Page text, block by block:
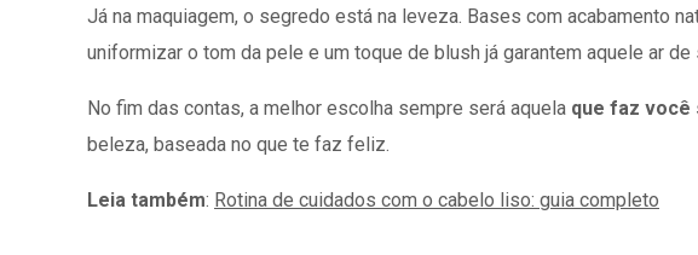
Já na maquiagem, o segredo está na leveza. Bases com acabamento
uniformizar o tom da pele e um toque de blush já garantem aquele ar de
No fim das contas, a melhor escolha sempre será aquela que faz você
beleza, baseada no que te faz feliz.
Leia também: Rotina de cuidados com o cabelo liso: guia completo